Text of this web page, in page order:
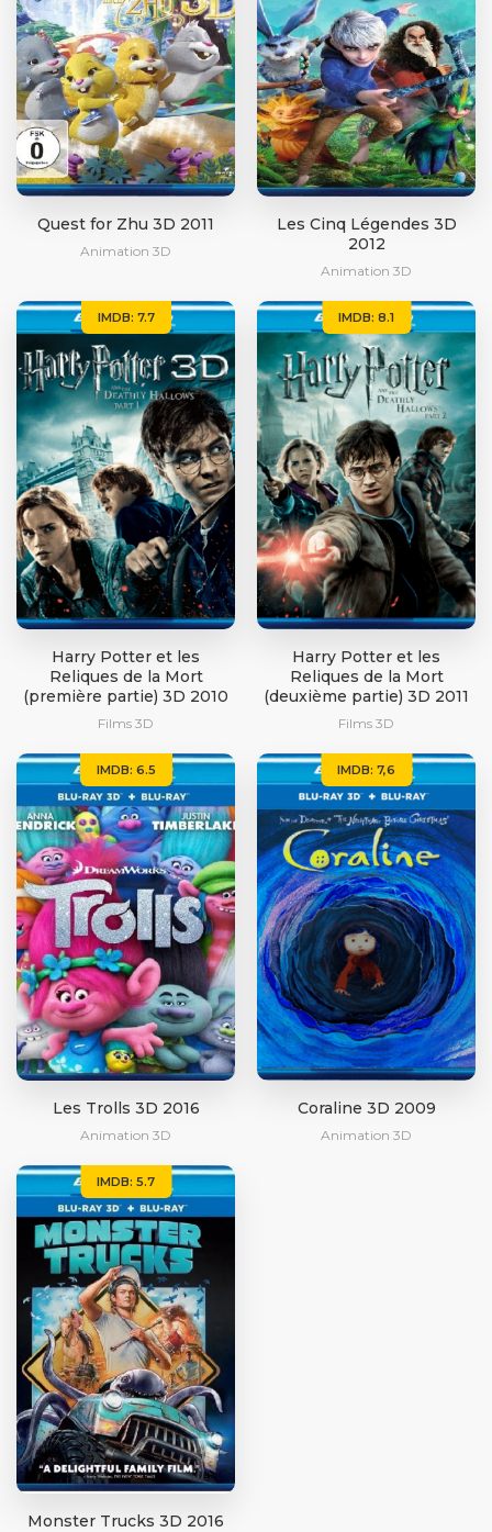
Quest for Zhu 3D 2011
Animation 3D
Les Cinq Légendes 3D
2012
Animation 3D
IMDB: 7.7
Harry Potter et les
Reliques de la Mort
(première partie) 3D 2010
Films 3D
IMDB: 8.1
Harry Potter et les
Reliques de la Mort
(deuxième partie) 3D 2011
Films 3D
IMDB: 6.5
Les Trolls 3D 2016
Animation 3D
IMDB: 7,6
Coraline 3D 2009
Animation 3D
IMDB: 5.7
Monster Trucks 3D 2016